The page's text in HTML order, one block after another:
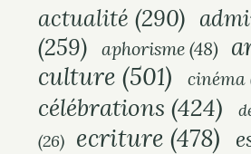
actualité (290)
(259)
aphorisme (48)
culture (501) cinéma
célébrations (424)
(26)
ecriture (478)